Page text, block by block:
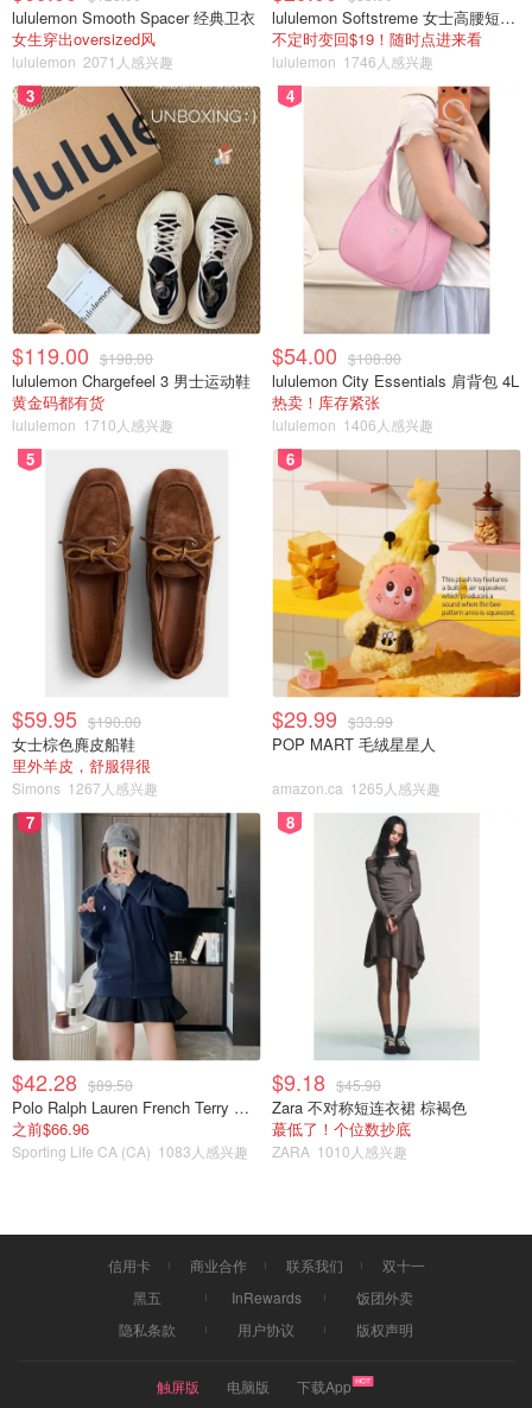
二氧化钛是矿物质防晒，现在普遍应用在各大品牌防晒产品
中，可以很好地阻挡UVA和UVB射线，抵抗光衰老。
它是玻璃器皿，小罐设计，里面霜体呈现粉色，没特别香
味，霜体上脸柔滑好推开，吸收特别快。我是干性皮肤，有
少许雀斑，平时在早上使用，使用第一天觉得比较滋润，第
二天和第三天开始感觉皮肤变得丝滑，第四天和第五天明显
的看到皮肤逐渐变白变亮，脸上雀斑开始淡化，第六和第七
天皮肤状态特别好，光滑细腻，白皙，只有轻微的斑点痕
迹，继续使用一个月后我的皮肤状态变得更加年轻，触感紧
致光滑和有弹性，上妆很快和很服帖，效果真的出奇的好。
lululemon Smooth Spacer 经典卫衣
女生穿出oversized风
lululemon 2071人感兴趣
lululemon Softstreme 女士高腰短裤 10cm
不定时变回$19！随时点进来看
lululemon 1746人感兴趣
3
$119.00 $198.00
lululemon Chargefeel 3 男士运动鞋
黄金码都有货
lululemon 1710人感兴趣
4
$54.00 $108.00
lululemon City Essentials 肩背包 4L
热卖！库存紧张
lululemon 1406人感兴趣
5
$59.95 $190.00
女士棕色麂皮船鞋
里外羊皮，舒服得很
Simons 1267人感兴趣
6
$29.99 $33.99
POP MART 毛绒星星人
amazon.ca 1265人感兴趣
7
$42.28 $89.50
Polo Ralph Lauren French Terry 女童连帽卫衣 7-16码
之前$66.96
Sporting Life CA (CA) 1083人感兴趣
8
$9.18 $45.90
Zara 不对称短连衣裙 棕褐色
蕞低了！个位数抄底
ZARA 1010人感兴趣
信用卡 商业合作 联系我们
双十一
黑五
InRewards
饭团外卖
隐私条款
用户协议 版权声明
触屏版 电脑版 下载App